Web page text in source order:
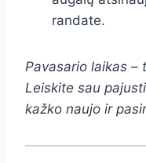
randate.
Pavasario laikas –
Leiskite sau
kažko naujo ir